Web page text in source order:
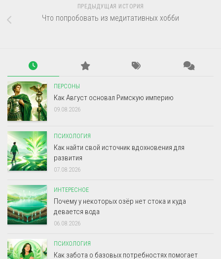
ПРЕДЫДУЩАЯ ИСТОРИЯ
Что попробовать из медитативных хобби
ПЕРСОНЫ
Как Август основал Римскую империю
09.08.2026
ПСИХОЛОГИЯ
Как найти свой источник вдохновения для
развития
07.08.2026
ИНТЕРЕСНОЕ
Почему у некоторых озёр нет стока и куда
девается вода
06.08.2026
ПСИХОЛОГИЯ
Как забота о базовых потребностях помогает